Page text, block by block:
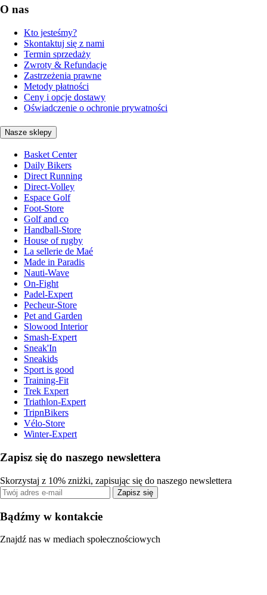
O nas
Kto jesteśmy?
Skontaktuj się z nami
Termin sprzedaży
Zwroty & Refundacje
Zastrzeżenia prawne
Metody płatności
Ceny i opcje dostawy
Oświadczenie o ochronie prywatności
Nasze sklepy
Basket Center
Daily Bikers
Direct Running
Direct-Volley
Espace Golf
Foot-Store
Golf and co
Handball-Store
House of rugby
La sellerie de Maé
Made in Paradis
Nauti-Wave
On-Fight
Padel-Expert
Pecheur-Store
Pet and Garden
Slowood Interior
Smash-Expert
Sneak'In
Sneakids
Sport is good
Training-Fit
Trek Expert
Triathlon-Expert
TripnBikers
Vélo-Store
Winter-Expert
Zapisz się do naszego newslettera
Skorzystaj z 10% zniżki, zapisując się do naszego newslettera
Zapisz się
Bądźmy w kontakcie
Znajdź nas w mediach społecznościowych